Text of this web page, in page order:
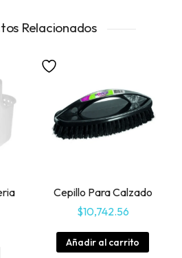
Relacionados
Cepillo Para Calzado
$10,742.56
Añadir al carrito